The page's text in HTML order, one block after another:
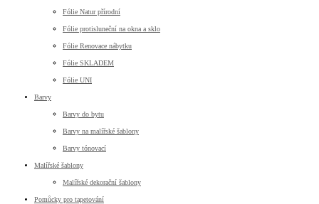
Fólie Natur přírodní
Fólie protisluneční na okna a sklo
Fólie Renovace nábytku
Fólie SKLADEM
Fólie UNI
Barvy
Barvy do bytu
Barvy na malířské šablony
Barvy tónovací
Malířské šablony
Malířské dekorační šablony
Pomůcky pro tapetování